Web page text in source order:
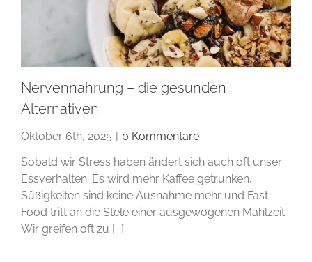
Nervennahrung – die gesunden
Alternativen
Oktober 6th, 2025 | 0 Kommentare
Sobald wir Stress haben ändert sich auch oft unser
Essverhalten. Es wird mehr Kaffee getrunken,
Süßigkeiten sind keine Ausnahme mehr und Fast
Food tritt an die Stele einer ausgewogenen Mahlzeit.
Wir greifen oft zu [...]